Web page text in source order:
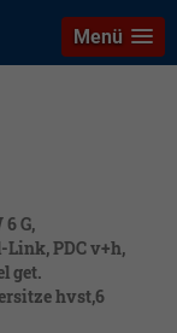
Menü
G,
PDC v+h,
get.
hvst,6